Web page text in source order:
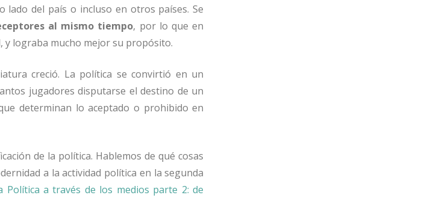
del país o incluso en otros países. Se
al mismo tiempo, por lo que en
lograba mucho mejor su propósito.
creció. La política se convirtió en un
jugadores disputarse el destino de un
determinan lo aceptado o prohibido en
de la política. Hablemos de qué cosas
a la actividad política en la segunda
Política a través de los medios parte 2: de